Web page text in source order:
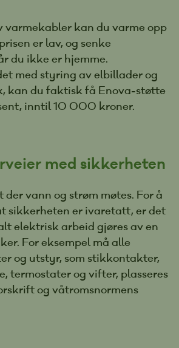
varmekabler kan du varme opp
er lav, og senke
du ikke er hjemme.
med styring av elbillader og
kan du faktisk få Enova-støtte
inntil 10 000 kroner.
med sikkerheten
der vann og strøm møtes. For å
sikkerheten er ivaretatt, er det
elektrisk arbeid gjøres av en
For eksempel må alle
og utstyr, som stikkontakter,
termostater og vifter, plasseres
og våtromsnormens